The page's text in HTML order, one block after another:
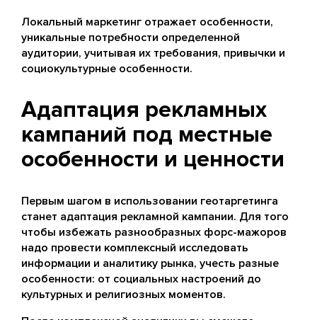
Локальный маркетинг отражает особенности,
уникальные потребности определенной
аудитории, учитывая их требования, привычки и
социокультурные особенности.
Адаптация рекламных
кампаний под местные
особенности и ценности
Первым шагом в использовании геотаргетинга
станет адаптация рекламной кампании. Для того
чтобы избежать разнообразных форс-мажоров
надо провести комплексный исследовать
информации и аналитику рынка, учесть разные
особенности: от социальных настроений до
культурных и религиозных моментов.